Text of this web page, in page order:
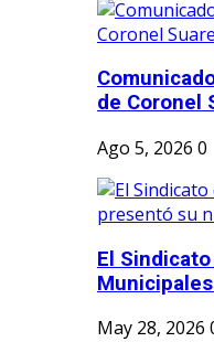
de Coronel
Ago 5, 2026 0
El
May 28, 2026